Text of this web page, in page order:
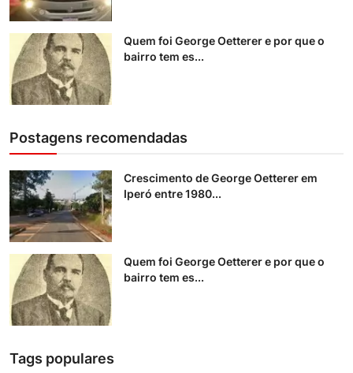
Quem foi George Oetterer e por que o
bairro tem es...
Postagens recomendadas
Crescimento de George Oetterer em
Iperó entre 1980...
Quem foi George Oetterer e por que o
bairro tem es...
Tags populares